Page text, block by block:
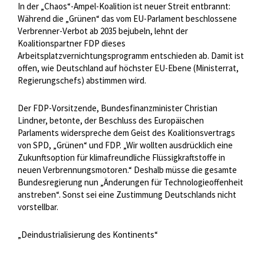
In der „Chaos“-Ampel-Koalition ist neuer Streit entbrannt:
Während die „Grünen“ das vom EU-Parlament beschlossene
Verbrenner-Verbot ab 2035 bejubeln, lehnt der
Koalitionspartner FDP dieses
Arbeitsplatzvernichtungsprogramm entschieden ab. Damit ist
offen, wie Deutschland auf höchster EU-Ebene (Ministerrat,
Regierungschefs) abstimmen wird.
Der FDP-Vorsitzende, Bundesfinanzminister Christian
Lindner, betonte, der Beschluss des Europäischen
Parlaments widerspreche dem Geist des Koalitionsvertrags
von SPD, „Grünen“ und FDP. „Wir wollten ausdrücklich eine
Zukunftsoption für klimafreundliche Flüssigkraftstoffe in
neuen Verbrennungsmotoren.“ Deshalb müsse die gesamte
Bundesregierung nun „Änderungen für Technologieoffenheit
anstreben“. Sonst sei eine Zustimmung Deutschlands nicht
vorstellbar.
„Deindustrialisierung des Kontinents“